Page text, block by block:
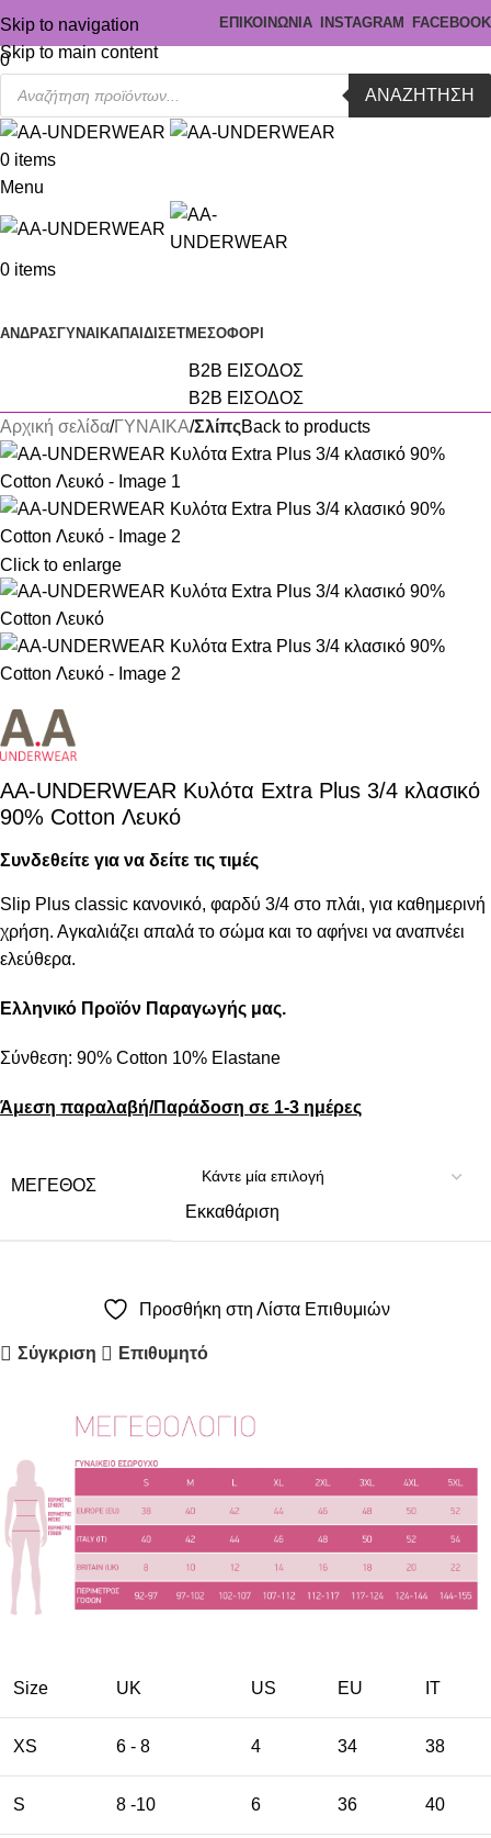
Skip to navigation
Skip to main content
ΕΠΙΚΟΙΝΩΝΙΑ INSTAGRAM FACEBOOK
0
ΑΝΑΖΉΤΗΣΗ
0 items
Menu
0 items
ΑΝΔΡΑΣΓΥΝΑΙΚΑΠΑΙΔΙ ΣΕΤΜΕΣΟΦΟΡΙ
B2B ΕΙΣΟΔΟΣ
B2B ΕΙΣΟΔΟΣ
Αρχική σελίδα ΓΥΝΑΙΚΑ ΣλίπςBack to products
Click to enlarge
AA-UNDERWEAR Κυλότα Extra Plus 3/4 κλασικό
90% Cotton Λευκό
Συνδεθείτε για να δείτε τις τιμές
Slip Plus classic κανονικό, φαρδύ 3/4 στο πλάι, για καθημερινή
χρήση. Αγκαλιάζει απαλά το σώμα και το αφήνει να αναπνέει
ελεύθερα.
Ελληνικό Προϊόν Παραγωγής μας.
Σύνθεση: 90% Cotton 10% Εlastane
Άμεση παραλαβή/Παράδοση σε 1-3 ημέρες
ΜΈΓΕΘΟΣ
Εκκαθάριση
Προσθήκη στη Λίστα Επιθυμιών
Σύγκριση Επιθυμητό
Size UK US EU ΙΤ
XS 6 - 8 4 34 38
S 8 -10 6 36 40